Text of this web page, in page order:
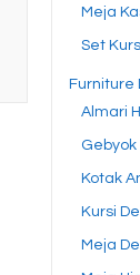
Meja
Set
Furniture
Almari
Kotak
Kursi
Meja